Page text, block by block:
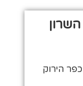
הירוק